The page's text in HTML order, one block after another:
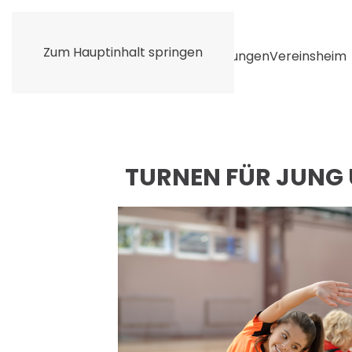
Zum Hauptinhalt springen
HomeUnser Verein Unsere AbteilungenVereinsheim
LATIN